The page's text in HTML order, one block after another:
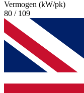
Vermogen (kW/pk)
80 / 109